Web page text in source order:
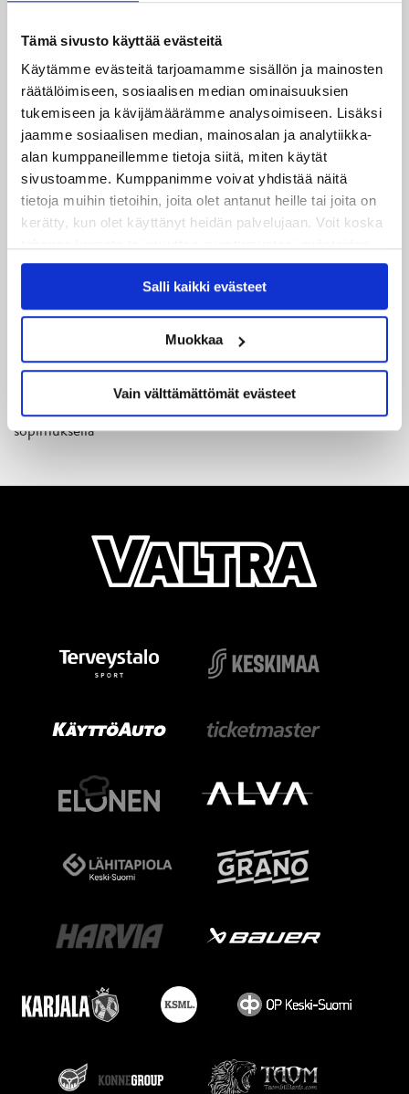
Tämä sivusto käyttää evästeitä
Käytämme evästeitä tarjoamamme sisällön ja mainosten
räätälöimiseen, sosiaalisen median ominaisuuksien
tukemiseen ja kävijämäärämme analysoimiseen. Lisäksi
jaamme sosiaalisen median, mainosalan ja analytiikka-
alan kumppaneillemme tietoja siitä, miten käytät
sivustoamme. Kumppanimme voivat yhdistää näitä
tietoja muihin tietoihin, joita olet antanut heille tai joita on
kerätty, kun olet käyttänyt heidän palvelujaan. Voit koska
käytöstäEvästeet-sivultamme.
Salli kaikki evästeet
Muokkaa
Vain välttämättömät evästeet
25.06.2026
02.06.2026
Liiga-kauden 2026-2027 otteluohjelma on julkaistu!
27.05.2026
Reece Newkirk vahvistamaan JYP-hyökkäystä!
18.05.2026
Jaatinen ja Liljamo jatkosopimuksiin – JYPin ja KeuPa HT:n
yhteistyö jatkuu
Tuore Sveitsin mestari Juuso Arola JYP-puolustukseen
kahden vuoden sopimuksella
Veeti Väisänen JYP-puolustukseen kahden vuoden
sopimuksella